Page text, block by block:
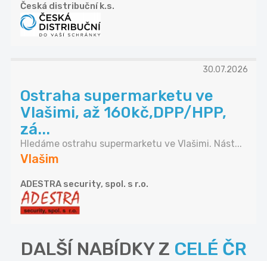
Česká distribuční k.s.
30.07.2026
Ostraha supermarketu ve
Vlašimi, až 160kč,DPP/HPP,
zá...
Hledáme ostrahu supermarketu ve Vlašimi. Nást...
Vlašim
ADESTRA security, spol. s r.o.
DALŠÍ NABÍDKY Z CELÉ ČR